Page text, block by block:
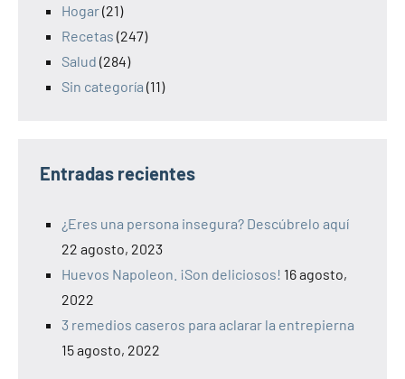
Hogar(21)
Recetas (247)
Salud (284)
Sin categoría (11)
Entradas recientes
¿Eres una persona insegura? Descúbrelo aquí
22 agosto, 2023
Huevos Napoleon. ¡Son deliciosos! 16 agosto,
2022
3 remedios caseros para aclarar la entrepierna
15 agosto, 2022